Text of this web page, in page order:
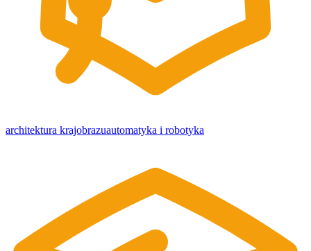
architektura krajobrazuautomatyka i robotyka